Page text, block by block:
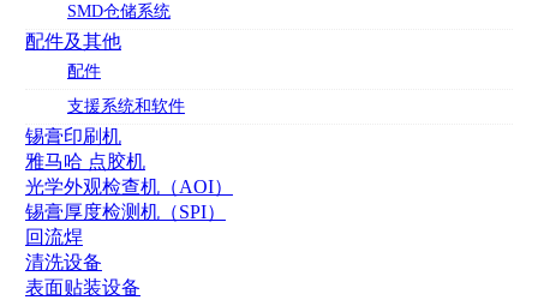
SMD仓储系统
配件及其他
配件
支援系统和软件
锡膏印刷机
雅马哈 点胶机
光学外观检查机（AOI）
锡膏厚度检测机（SPI）
回流焊
清洗设备
表面贴装设备